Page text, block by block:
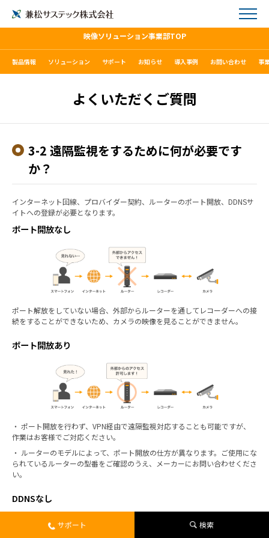
映像ソリューション事業部TOP
製品情報 ソリューション サポート お知らせ 導入事例 お問い合わせ 事
よくいただくご質問
3-2 遠隔監視をするために何が必要です
か？
インターネット回線、プロバイダー契約、ルーターのポート開放、DDNSサ
イトへの登録が必要となります。
ポート開放なし
ポート解放をしていない場合、外部からルーターを通してレコーダーへの接
続をすることができないため、カメラの映像を見ることができません。
ポート開放あり
・ ポート開放を行わず、VPN経由で遠隔監視対応することも可能ですが、
作業はお客様でご対応ください。
・ ルーターのモデルによって、ポート開放の仕方が異なります。ご使用にな
られているルーターの型番をご確認のうえ、メーカーにお問い合わせくださ
い。
DDNSなし
サポート 検索